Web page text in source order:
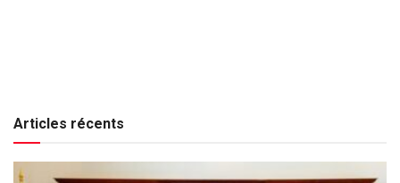
Articles récents